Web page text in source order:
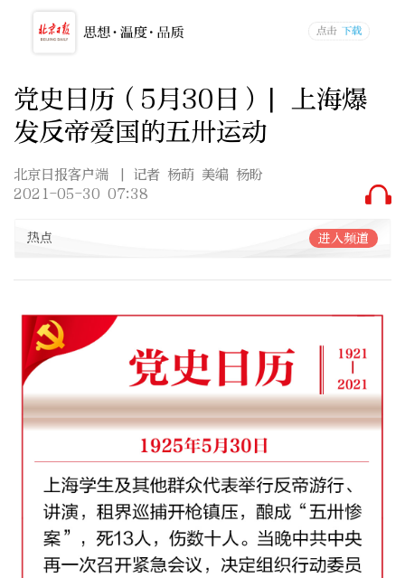
党史日历（5月30日）| 上海爆
发反帝爱国的五卅运动
北京日报客户端
| 记者 杨萌 美编 杨盼
2021-05-30 07:38
热点 进入频道